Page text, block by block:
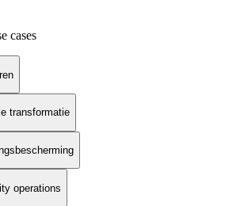
cases
transformatie
operations